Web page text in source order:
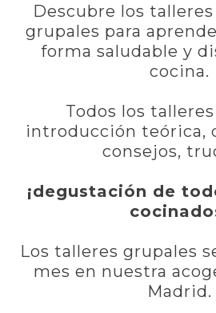
Descubre los
grupales para
forma saludable y
cocina.
Todos los
introducción teórica,
consejos,
¡degustación de
Los talleres grupales
mes en nuestra
Madrid.